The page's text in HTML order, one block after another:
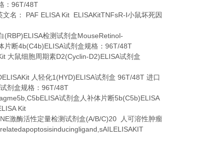
： 96T/48T
文名： PAF ELISA Kit ELISAKitTNFsR- Ⅰ小鼠坏死因
(RBP)ELISA检测试剂盒MouseRetinol-
片断4b(C4b)ELISA试剂盒规格： 96T/48T
大鼠细胞周期素D2(Cyclin-D2)ELISA试剂盒
人轻化1(HYD)ELISA试剂盒 96T/48T 进口
试剂盒规格： 96T/48T
试剂盒人补体片断5b(C5b)ELISA
Kit
激酶活性定量检测试剂盒(A/B/C)20
人可溶性肿瘤